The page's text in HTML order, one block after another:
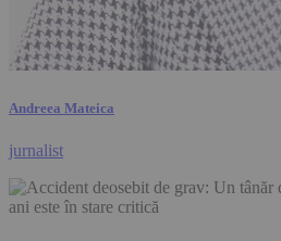
Andreea Mateica
jurnalist